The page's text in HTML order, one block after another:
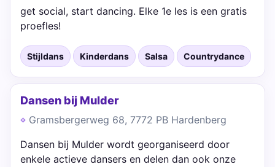
get social, start dancing. Elke 1e les is een gratis
proefles!
Stijldans Kinderdans Salsa Countrydance
Dansen bij Mulder
Gramsbergerweg 68, 7772 PB Hardenberg
Dansen bij Mulder wordt georganiseerd door
enkele actieve dansers en delen dan ook onze